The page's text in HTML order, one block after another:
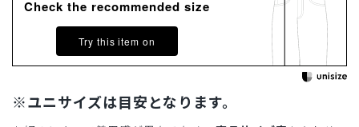
Check the recommended size
Try this item on
※ユニサイズは目安となります。